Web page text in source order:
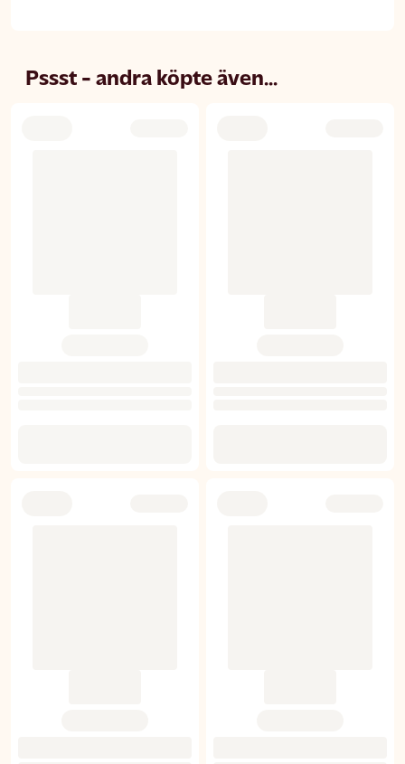
Pssst - andra köpte även...